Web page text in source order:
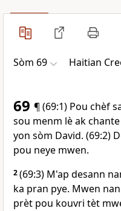
Sòm 69 Haitian
69 ¶ (69:1) Pou chèf
sou menm lè ak
yon sòm David. (69:2)
pou neye mwen.
2(69:3) M'ap desann
ka pran pye. Mwen
prèt pou kouvri tèt